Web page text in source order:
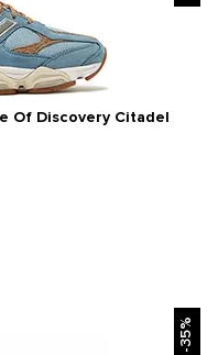
Of Discovery Citadel
-35%